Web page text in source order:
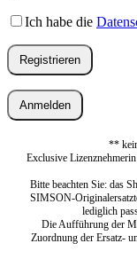
Ich habe die
Registrieren
Anmelden
**
Exclusive
Bitte beachten Sie: das
SIMSON-
lediglich
Die Aufführung der
Zuordnung der Ersatz-